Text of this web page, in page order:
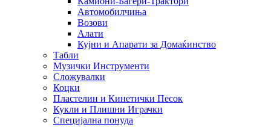
Автомобилчиња
Возови
Алати
Кујни и Апарати за Домаќинство
Табли
Музички Инструменти
Сложувалки
Коцки
Пластелин и Кинетички Песок
Кукли и Плишни Играчки
Специјална понуда